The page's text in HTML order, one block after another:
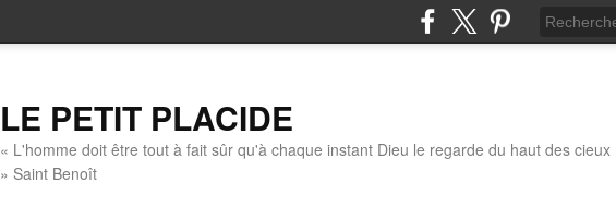
LE PETIT PLACIDE
« L'homme doit être tout à fait sûr qu'à chaque instant Dieu le regarde du haut des cieux
» Saint Benoît